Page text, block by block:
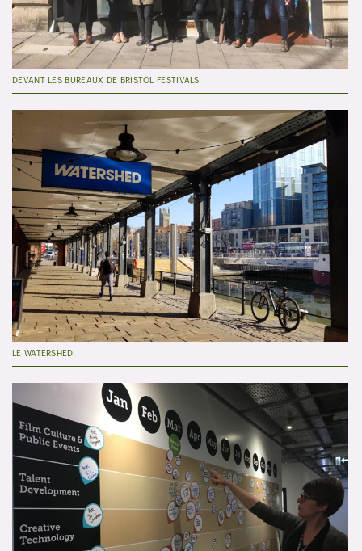
DEVANT LES BUREAUX DE BRISTOL FESTIVALS
LE WATERSHED